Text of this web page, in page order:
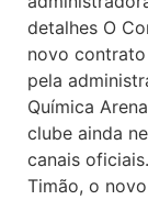
detalhes O
novo
pela
Química
clube ainda
canais
Timão, o